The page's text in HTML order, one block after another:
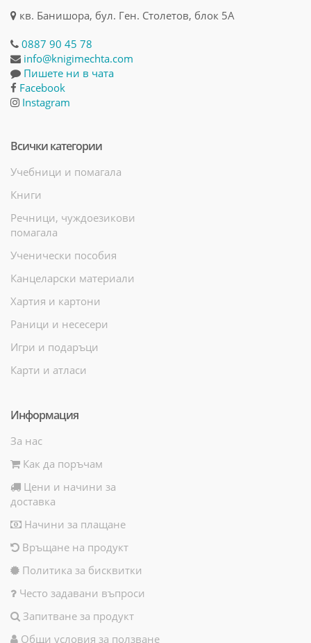
кв. Банишора, бул. Ген. Столетов, блок 5А
0887 90 45 78
info@knigimechta.com
Пишете ни в чата
Facebook
Instagram
Всички категории
Учебници и помагала
Книги
Речници, чуждоезикови
помагала
Ученически пособия
Канцеларски материали
Хартия и картони
Раници и несесери
Игри и подаръци
Карти и атласи
Информация
За нас
Как да поръчам
Цени и начини за
доставка
Начини за плащане
Връщане на продукт
Политика за бисквитки
Често задавани въпроси
Запитване за продукт
Общи условия за ползване